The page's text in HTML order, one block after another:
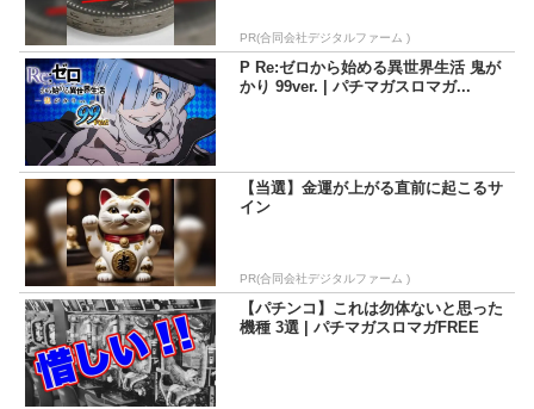
PR(合同会社デジタルファーム )
P Re:ゼロから始める異世界生活 鬼が
かり 99ver. | パチマガスロマガ...
【当選】金運が上がる直前に起こるサ
イン
PR(合同会社デジタルファーム )
【パチンコ】これは勿体ないと思った
機種 3選 | パチマガスロマガFREE